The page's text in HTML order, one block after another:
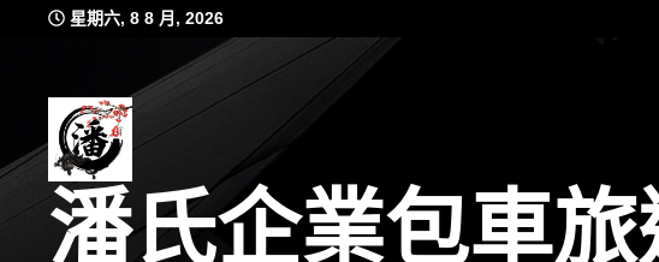
星期六, 8 8 月, 2026
潘氏企業包車